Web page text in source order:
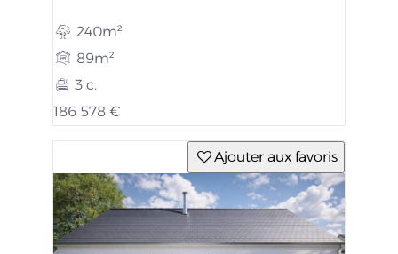
240m²
89m²
3 c.
186 578 €
Ajouter aux favoris